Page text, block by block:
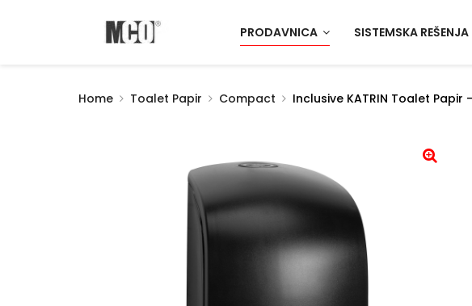
PRODAVNICA SISTEMSKA REŠENJA
Home Toalet Papir Compact Inclusive KATRIN Toalet Papir